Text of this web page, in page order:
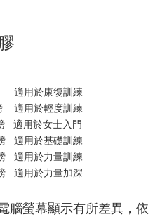
適用於康復訓練
適用於輕度訓練
適用於女士入門
適用於基礎訓練
適用於力量訓練
適用於力量加深
腦螢幕顯示有所差異，依